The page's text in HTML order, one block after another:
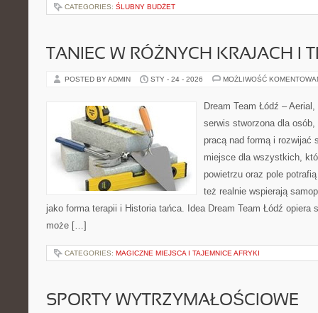
CATEGORIES: ŚLUBNY BUDŻET
TANIEC W RÓŻNYCH KRAJACH I
POSTED BY ADMIN STY - 24 - 2026 MOŻLIWOŚĆ
Dream Team Łódź –
serwis stworzona dla
pracą nad formą i rozwijać
miejsce dla wszystkich,
powietrzu oraz pole
też realnie wspierają
jako forma terapii i Historia tańca. Idea Dream Team Łódź
może […]
CATEGORIES: MAGICZNE MIEJSCA I TAJEMNICE AFRYKI
SPORTY WYTRZYMAŁOŚCIOWE